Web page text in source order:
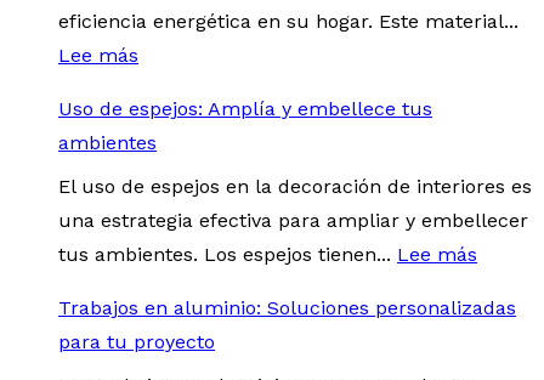
eficiencia energética en su hogar. Este material...
Lee más
Uso de espejos: Amplía y embellece tus
ambientes
El uso de espejos en la decoración de interiores es
una estrategia efectiva para ampliar y embellecer
tus ambientes. Los espejos tienen... Lee más
Trabajos en aluminio: Soluciones personalizadas
para tu proyecto